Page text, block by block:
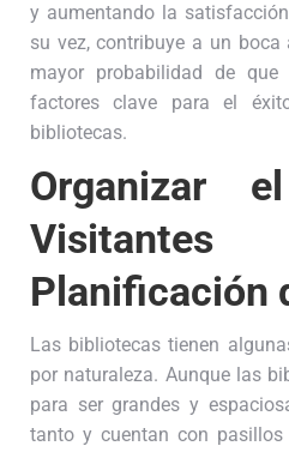
y aumentando la
su vez, contribuye a un
mayor probabilidad de
factores clave para el
bibliotecas.
Organizar
Planificación
Las bibliotecas tienen
por naturaleza. Aunque las
para ser grandes y
tanto y cuentan con